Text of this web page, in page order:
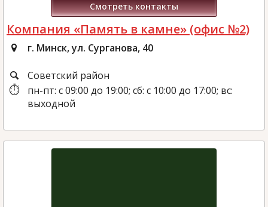
Смотреть контакты
Компания «Память в камне» (офис №2)
г. Минск, ул. Сурганова, 40
Советский район
пн-пт: с 09:00 до 19:00; сб: с 10:00 до 17:00; вс:
выходной